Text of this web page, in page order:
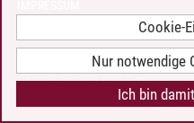
BARRIEREFREIHEIT
COOKIE-EINSTELLUNGEN
Cookie-
Nur notwendige
Ich bin